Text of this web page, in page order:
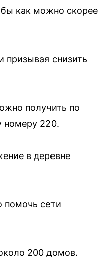
как можно скорее
призывая снизить
получить по
номеру 220.
в деревне
помочь сети
200 домов.